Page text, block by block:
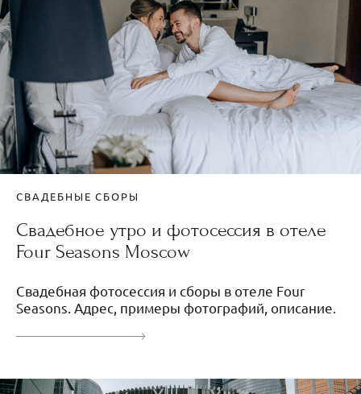
СВАДЕБНЫЕ СБОРЫ
Свадебное утро и фотосессия в отеле
Four Seasons Moscow
Свадебная фотосессия и сборы в отеле Four
Seasons. Адрес, примеры фотографий, описание.